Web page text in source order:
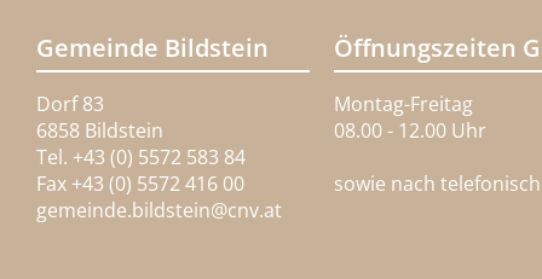
Gemeinde Bildstein
Dorf 83
6858 Bildstein
Tel. +43 (0) 5572 583 84
Fax +43 (0) 5572 416 00
gemeinde.bildstein@cnv.at
Öffnungszeiten
Montag-Freitag
08.00 - 12.00 Uhr
sowie nach